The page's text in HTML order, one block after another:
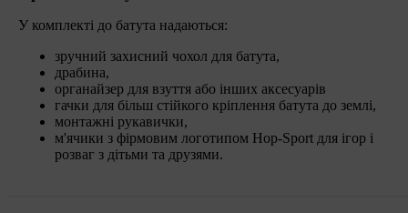
У комплекті до батута надаються:
зручний захисний чохол для батута,
драбина,
органайзер для взуття або інших аксесуарів
гачки для більш стійкого кріплення батута до землі,
монтажні рукавички,
м'ячики з фірмовим логотипом Hop-Sport для ігор і
розваг з дітьми та друзями.